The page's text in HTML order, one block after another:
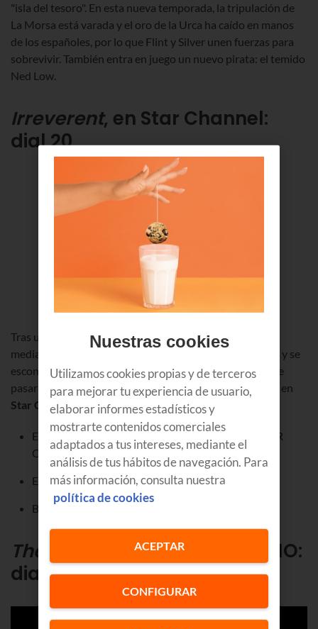
"isla del tesoro". En esta nueva temporada, la tripulación de
La Morsa está varada y el oro de la Urca ha caído en manos
de los españoles, por lo que Flint y Silver unen fuerzas para
sobrevivir. También entra en juego un nuevo pirata: el temido
Ned Low.
Irreverent, en Star Channel:
dial 20
Tras una negociación que sale terriblemente mal, un
mediador criminal deja atrás su antigua vida en Chicago y se
esconde en una remota localidad australiana haciéndose
pasar por el reverendo del pueblo.Irreverentse estrena
en
Star Channelen junio.
Estreno: miércoles, 5 de junio, a las 22:00 h. en STAR
Channel (dial 20)
Emisión: todos los miércoles, a las 22:00 h.
Bajo demanda: en Replayteka
The Blind Detective
, en COSMO:
dial 25
Nuestras cookies
Utilizamos cookies propias y de terceros
para mejorar tu experiencia de usuario,
elaborar informes estadísticos y
mostrarte contenidos comerciales
adaptados a tus intereses, mediante el
análisis de tus hábitos de navegación. Para
más información, consulta nuestra
política de cookies
CONFIGURAR
ACEPTAR